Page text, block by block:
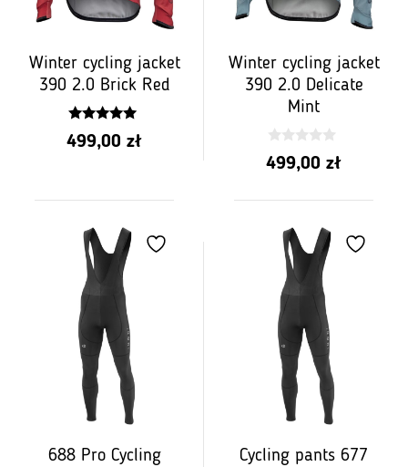
Winter cycling jacket
390 2.0 Brick Red
5.00
z 5
499,00 zł
Winter cycling jacket
390 2.0 Delicate
Mint
0
z
499,00 zł
688 Pro Cycling
Cycling pants 677